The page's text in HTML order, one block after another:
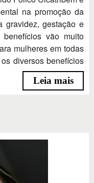
na promoção da
gravidez, gestação e
benefícios vão muito
mulheres em todas
diversos benefícios
Leia mais